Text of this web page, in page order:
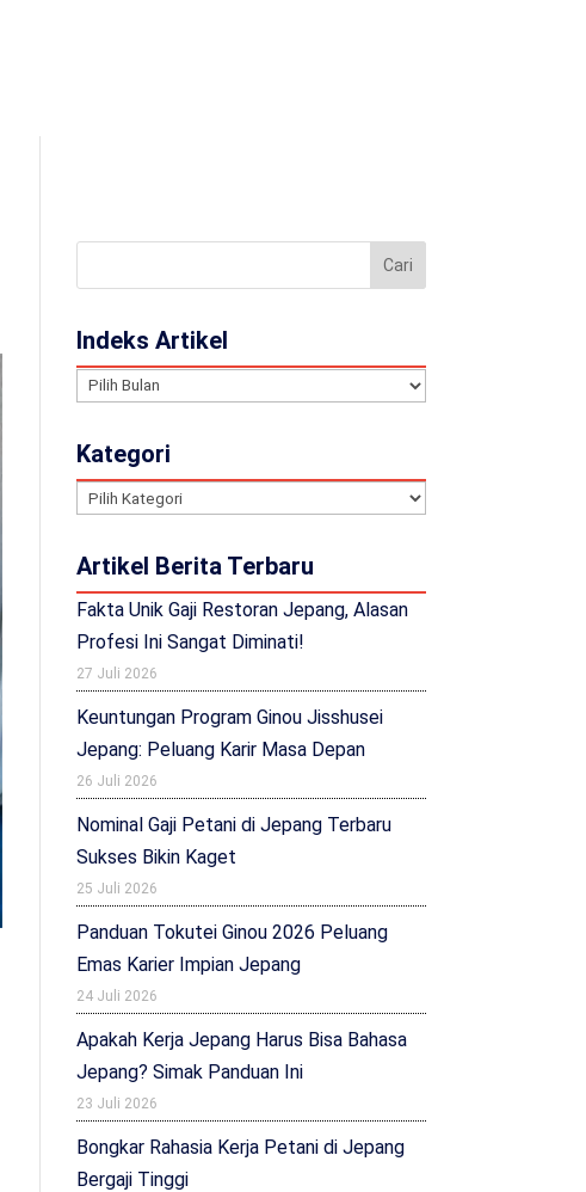
Indeks Artikel
Indeks
Kategori
Kategori
Artikel Berita Terbaru
Fakta Unik Gaji Restoran Jepang, Alasan
Profesi Ini Sangat Diminati!
27 Juli 2026
Keuntungan Program Ginou Jisshusei
Jepang: Peluang Karir Masa Depan
26 Juli 2026
Nominal Gaji Petani di Jepang Terbaru
Sukses Bikin Kaget
25 Juli 2026
Panduan Tokutei Ginou 2026 Peluang
Emas Karier Impian Jepang
24 Juli 2026
Apakah Kerja Jepang Harus Bisa Bahasa
Jepang? Simak Panduan Ini
23 Juli 2026
Bongkar Rahasia Kerja Petani di Jepang
Bergaji Tinggi